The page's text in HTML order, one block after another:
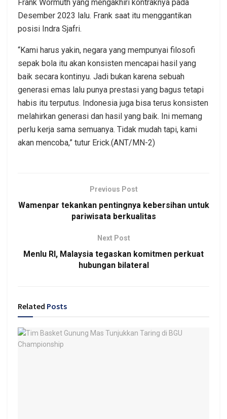
Frank Wormuth yang mengakhiri kontraknya pada
Desember 2023 lalu. Frank saat itu menggantikan
posisi Indra Sjafri.
“Kami harus yakin, negara yang mempunyai filosofi
sepak bola itu akan konsisten mencapai hasil yang
baik secara kontinyu. Jadi bukan karena sebuah
generasi emas lalu punya prestasi yang bagus tetapi
habis itu terputus. Indonesia juga bisa terus konsisten
melahirkan generasi dan hasil yang baik. Ini memang
perlu kerja sama semuanya. Tidak mudah tapi, kami
akan mencoba,” tutur Erick.(ANT/MN-2)
Previous Post
Wamenpar tekankan pentingnya kebersihan untuk
pariwisata berkualitas
Next Post
Menlu RI, Malaysia tegaskan komitmen perkuat
hubungan bilateral
Related Posts